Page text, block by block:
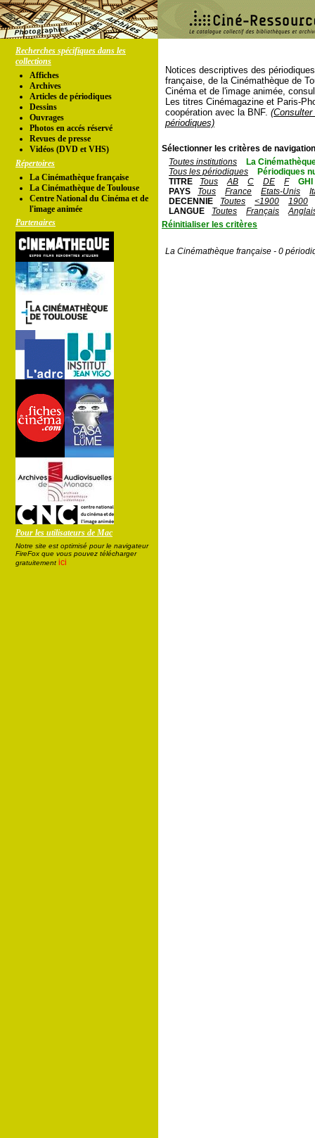
Recherches spécifiques dans les
collections
Affiches
Archives
Articles de périodiques
Dessins
Ouvrages
Photos en accés réservé
Revues de presse
Vidéos (DVD et VHS)
Répertoires
La Cinémathèque française
La Cinémathèque de Toulouse
Centre National du Cinéma et de
l'image animée
Partenaires
Pour les utilisateurs de Mac
Notre site est optimisé pour le navigateur
FireFox que vous pouvez télécharger
gratuitement ici
Notices descriptives des
française, de la Cinémathèque de
Cinéma et de l'image animée,
Les titres Cinémagazine et Paris-
coopération avec la BNF.
périodiques)
Sélectionner les critères de
Toutes institutions
La
Tous les périodiques
Périodiques
TITRE
Tous AB C DE F
GHI
PAYS
Tous France Etats-Unis
DECENNIE
Toutes <1900
1900
LANGUE
Toutes Français
Réinitialiser les critères
La Cinémathèque française - 0